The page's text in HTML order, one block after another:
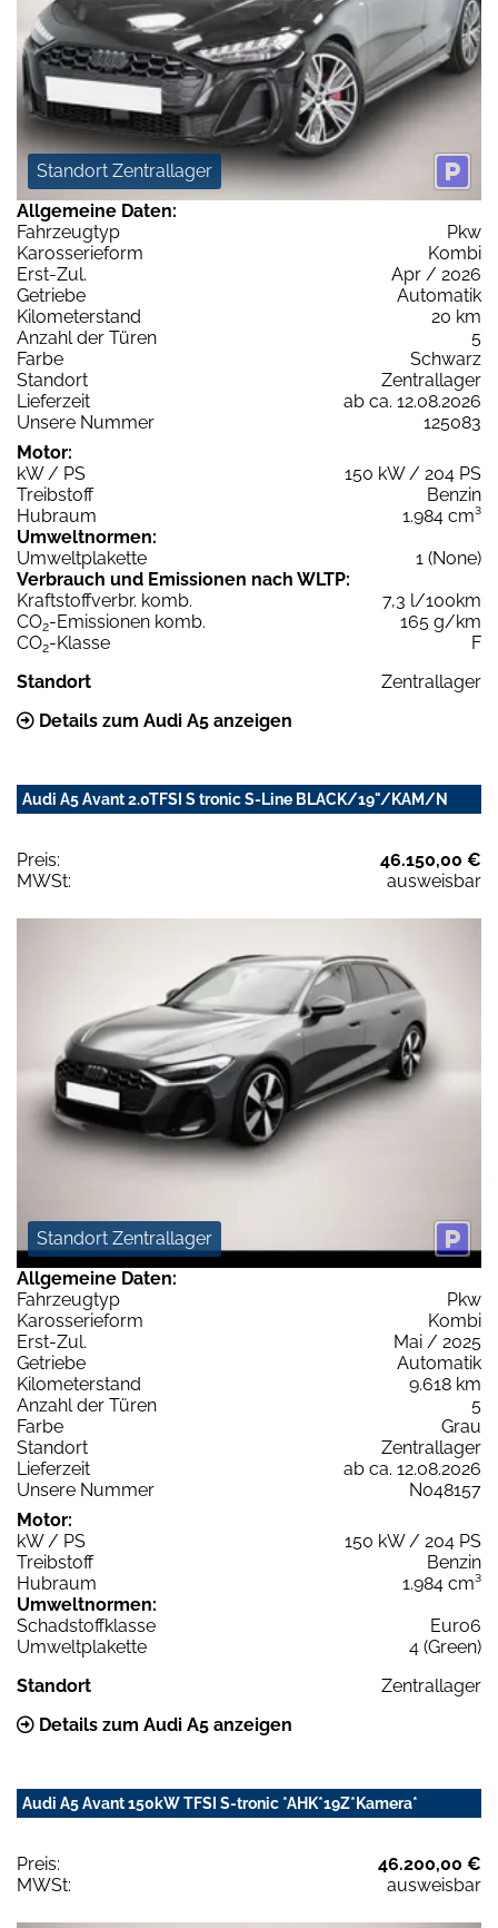
Standort Zentrallager
Allgemeine Daten:
Fahrzeugtyp
Pkw
Karosserieform
Kombi
Erst-Zul.
Apr / 2026
Getriebe
Automatik
Kilometerstand
20 km
Anzahl der Türen
5
Farbe
Schwarz
Standort
Zentrallager
Lieferzeit
ab ca. 12.08.2026
Unsere Nummer
125083
Motor:
kW / PS
150 kW / 204 PS
Treibstoff
Benzin
Hubraum
1.984 cm³
Umweltnormen:
Umweltplakette
1 (None)
Verbrauch und Emissionen nach WLTP:
Kraftstoffverbr. komb.
7,3 l/100km
CO2-Emissionen komb.
165 g/km
CO2-Klasse
F
Standort
Zentrallager
Details zum Audi A5 anzeigen
Audi A5 Avant 2.0TFSI S tronic S-Line BLACK/19"/KAM/N
Preis:
46.150,00 €
MWSt:
ausweisbar
Standort Zentrallager
Allgemeine Daten:
Fahrzeugtyp
Pkw
Karosserieform
Kombi
Erst-Zul.
Mai / 2025
Getriebe
Automatik
Kilometerstand
9.618 km
Anzahl der Türen
5
Farbe
Grau
Standort
Zentrallager
Lieferzeit
ab ca. 12.08.2026
Unsere Nummer
N048157
Motor:
kW / PS
150 kW / 204 PS
Treibstoff
Benzin
Hubraum
1.984 cm³
Umweltnormen:
Schadstoffklasse
Euro6
Umweltplakette
4 (Green)
Standort
Zentrallager
Details zum Audi A5 anzeigen
Audi A5 Avant 150kW TFSI S-tronic *AHK*19Z*Kamera*
Preis:
46.200,00 €
MWSt:
ausweisbar